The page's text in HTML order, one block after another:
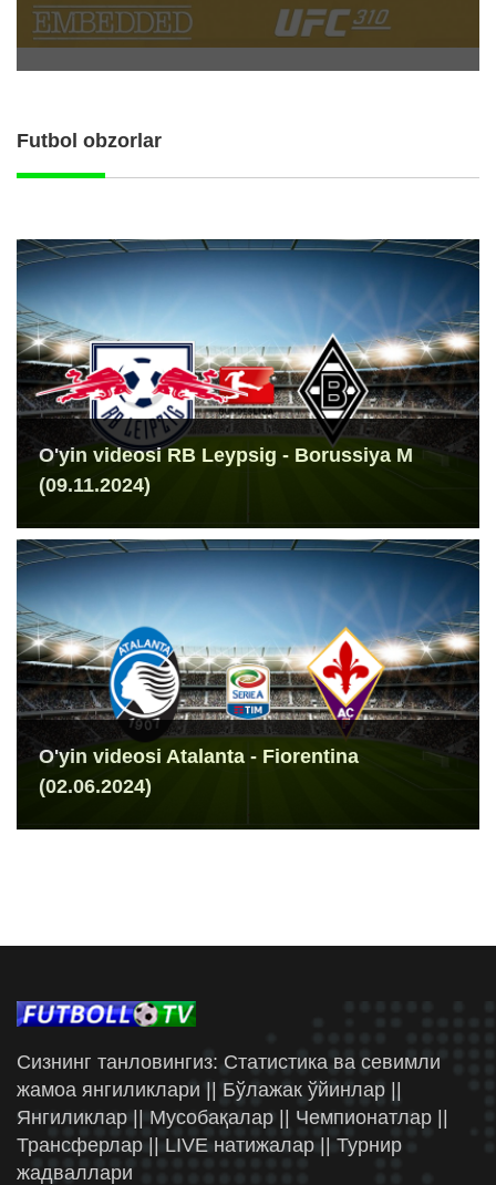
Futbol obzorlar
O'yin videosi RB Leypsig - Borussiya M
(09.11.2024)
O'yin videosi Atalanta - Fiorentina
(02.06.2024)
Сизнинг танловингиз: Статистика ва севимли
жамоа янгиликлари || Бўлажак ўйинлар ||
Янгиликлар || Мусобақалар || Чемпионатлар ||
Трансферлар || LIVE натижалар || Турнир
жадваллари